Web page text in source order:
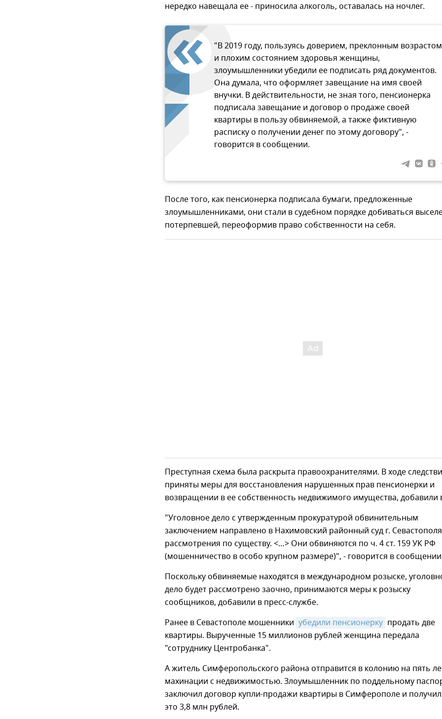
нередко навещала ее - приносила алкоголь, оставалась на ночлег.
"В 2019 году, пользуясь доверием, преклонным возрастом
и плохим состоянием здоровья женщины,
злоумышленники убедили ее подписать ряд документов.
Она думала, что оформляет завещание на имя своей
внучки. В действительности, не зная того, пенсионерка
подписала завещание и договор о продаже своей
квартиры в пользу обвиняемой, а также фиктивную
расписку о получении денег по этому договору", -
говорится в сообщении.
После того, как пенсионерка подписала бумаги, предложенные
злоумышленниками, они стали в судебном порядке добиваться
потерпевшей, переоформив право собственности на себя.
Преступная схема была раскрыта правоохранителями. В ходе
приняты меры для восстановления нарушенных прав пенсионерки и
возвращении в ее собственность недвижимого имущества, добавили
"Уголовное дело с утвержденным прокуратурой обвинительным
заключением направлено в Нахимовский районный суд г.
рассмотрения по существу. <…> Они обвиняются по ч. 4 ст. 159 УК РФ
(мошенничество в особо крупном размере)", - говорится в
Поскольку обвиняемые находятся в международном розыске,
дело будет рассмотрено заочно, принимаются меры к розыску
сообщников, добавили в пресс-службе.
Ранее в Севастополе мошенники убедили пенсионерку продать две
квартиры. Вырученные 15 миллионов рублей женщина передала
"сотруднику Центробанка".
А житель Симферопольского района отправится в колонию на пять
махинации с недвижимостью. Злоумышленник по поддельному
заключил договор купли-продажи квартиры в Симферополе и
это 3,8 млн рублей.